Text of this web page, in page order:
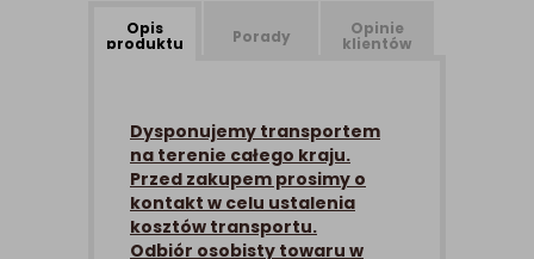
Opis
produktu Porady Opinie
klientów
Dysponujemy transportem
na terenie całego kraju.
Przed zakupem prosimy o
kontakt w celu ustalenia
kosztów transportu.
Odbiór osobisty towaru w